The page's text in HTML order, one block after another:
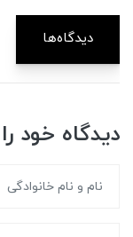
دیدگاه‌ها
دیدگاه خود